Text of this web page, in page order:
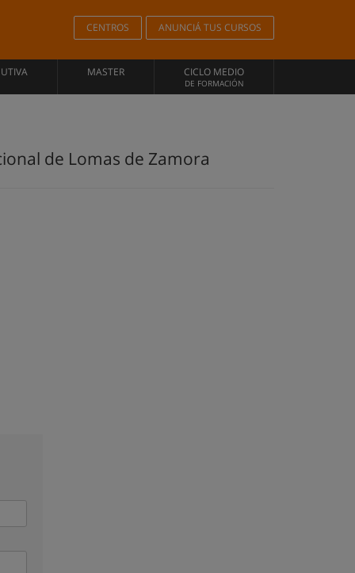
CENTROS ANUNCIÁ TUS CURSOS
MASTER CICLO MEDIO
DE FORMACIÓN
de Lomas de Zamora